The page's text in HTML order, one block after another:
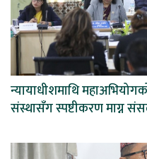
न्यायाधीशमाथि
संस्थासँग स्पष्टीकरण माग्न